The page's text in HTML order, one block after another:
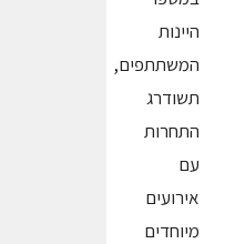
היינות
המשתתפים,
תשודרג
התחרות
עם
אירועים
מיוחדים